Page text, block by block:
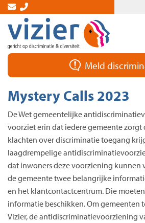
Skip
the
content
Meld
Mystery Calls 2023
De Wet gemeentelijke
voorziet erin dat iedere gemeente zorgt
klachten over discriminatie toegang
laagdrempelige
dat inwoners deze voorziening kunnen
de gemeente twee belangrijke
en het klantcontactcentrum. Die
informatie beschikken. Om gemeenten
Vizier, de antidiscriminatievoorziening